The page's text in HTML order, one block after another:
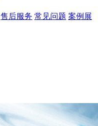
售后服务 常见问题 案例展